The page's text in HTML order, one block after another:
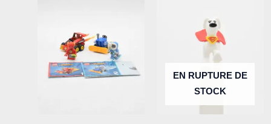
EN RUPTURE DE
STOCK